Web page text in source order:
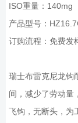
ISO重量：140mg
产品型号：
订购流程：免费发
瑞士布雷克尼龙钩
间，减少了劳动量
飞钩，无断头，为